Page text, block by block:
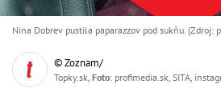
Nina Dobrev pustila paparazzov pod sukňu. (Zdroj:
© Zoznam/
Topky.sk, Foto: profimedia.sk, SITA,